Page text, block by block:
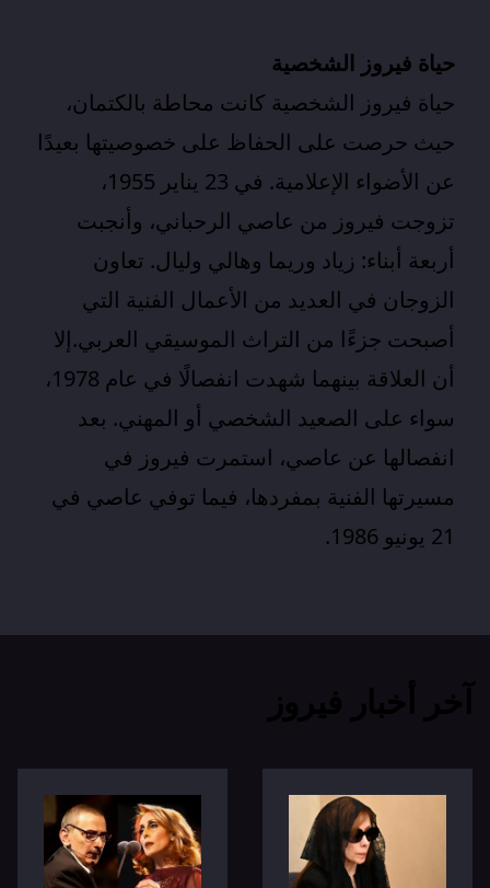
حياة فيروز الشخصية
حياة فيروز الشخصية كانت محاطة بالكتمان،
حيث حرصت على الحفاظ على خصوصيتها بعيدًا
عن الأضواء الإعلامية. في 23 يناير 1955،
تزوجت فيروز من عاصي الرحباني، وأنجبت
أربعة أبناء: زياد وريما وهالي وليال. تعاون
الزوجان في العديد من الأعمال الفنية التي
أصبحت جزءًا من التراث الموسيقي العربي.إلا
أن العلاقة بينهما شهدت انفصالًا في عام 1978،
سواء على الصعيد الشخصي أو المهني. بعد
انفصالها عن عاصي، استمرت فيروز في
مسيرتها الفنية بمفردها، فيما توفي عاصي في
21 يونيو 1986.